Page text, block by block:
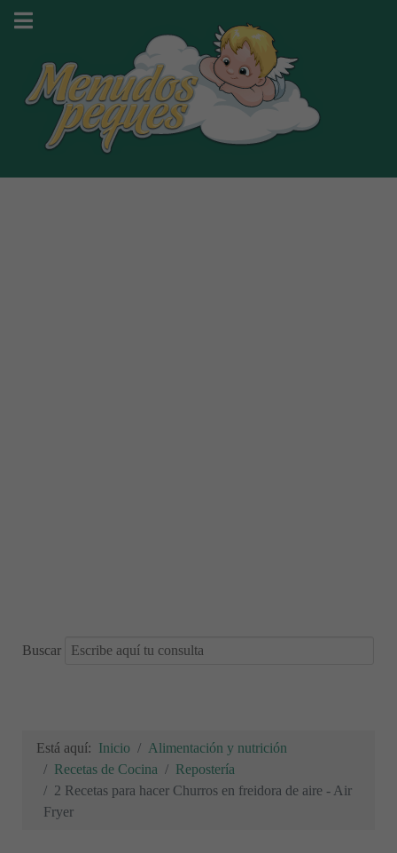
Buscar
Está aquí: Inicio
Alimentación y nutrición
Recetas de Cocina
Repostería
2 Recetas para hacer Churros en freidora de aire - Air
Fryer